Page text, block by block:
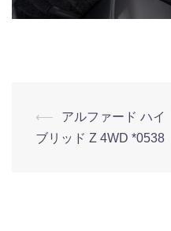
⟵
アルファード ハイ
ブリッド Z 4WD *0538